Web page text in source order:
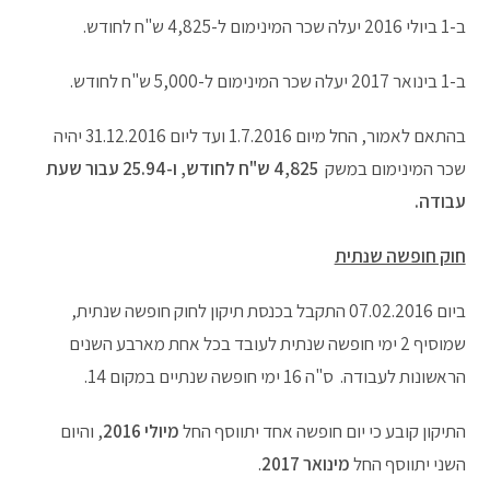
ב-1 ביולי 2016 יעלה שכר המינימום ל-4,825 ש"ח לחודש.
ב-1 בינואר 2017 יעלה שכר המינימום ל-5,000 ש"ח לחודש.
בהתאם לאמור, החל מיום 1.7.2016 ועד ליום 31.12.2016 יהיה
שכר המינימום במשק
4,825 ש"ח לחודש, ו-25.94 עבור שעת
עבודה.
חוק חופשה שנתית
ביום 07.02.2016 התקבל בכנסת תיקון לחוק חופשה שנתית,
שמוסיף 2 ימי חופשה שנתית לעובד בכל אחת מארבע השנים
הראשונות לעבודה. ס"ה 16 ימי חופשה שנתיים במקום 14.
התיקון קובע כי יום חופשה אחד יתווסף החלמיולי 2016
, והיום
השני יתווסף החלמינואר 2017 .